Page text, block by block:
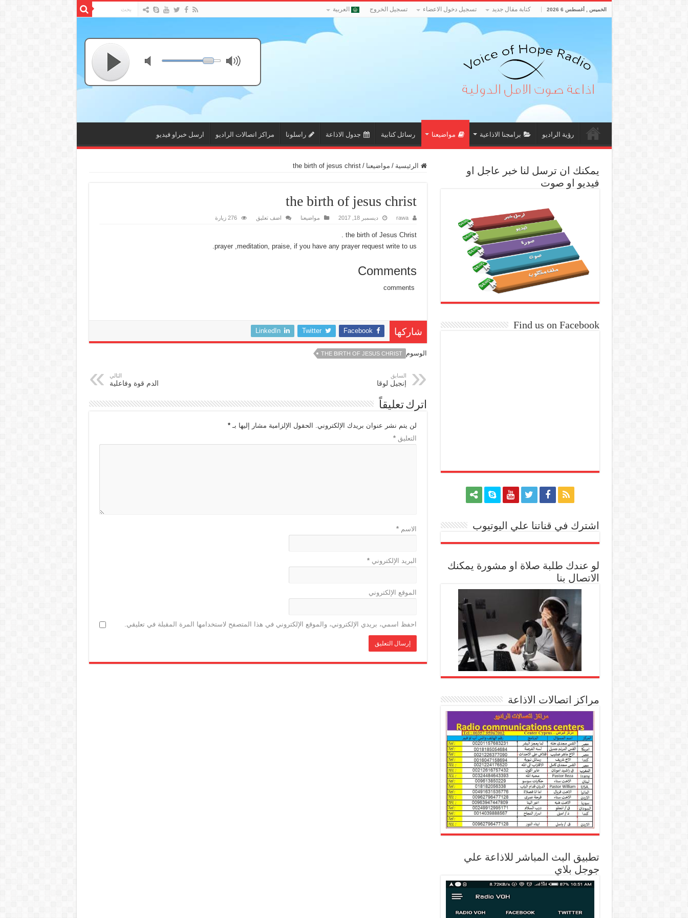
الخميس , أغسطس 6 2026 كتابة مقال جديد تسجيل دخول الاعضاء تسجيل الخروج العربية
رؤية الراديو برامجنا الاذاعية مواضيعنا رسائل كتابية جدول الاذاعة راسلونا مراكز اتصالات الراديو ارسل خبراو فيديو
الرئيسية / مواضيعنا /
the birth of jesus christ
the birth of jesus christ
rawa ديسمبر 18, 2017 مواضيعنا اضف تعليق 276 زيارة
the birth of Jesus Christ .
prayer ,meditation, praise, if you have any prayer request write to us.
Comments
شاركها Facebook
Twitter
LinkedIn
الوسوم THE BIRTH OF JESUS CHRIST
السابق
إنجيل لوقا
التالي
الدم قوة وفاعلية
اترك تعليقاً
لن يتم نشر عنوان بريدك الإلكتروني. الحقول الإلزامية مشار إليها بـ*
التعليق*
الاسم*
البريد الإلكتروني*
الموقع الإلكتروني
احفظ اسمي، بريدي الإلكتروني، والموقع الإلكتروني في هذا المتصفح لاستخدامها المرة المقبلة في تعليقي.
يمكنك ان ترسل لنا خبر عاجل او
فيديو او صوت
Find us on Facebook
اشترك في قناتنا علي اليوتيوب
لو عندك طلبة صلاة او مشورة يمكنك
الاتصال بنا
مراكز اتصالات الاذاعة
تطبيق البث المباشر للاذاعة علي
جوجل بلاي